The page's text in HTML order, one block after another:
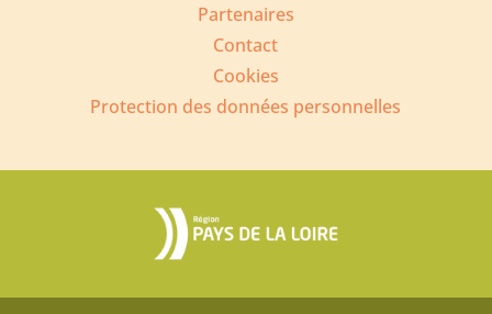
Partenaires
Contact
Cookies
Protection des données personnelles